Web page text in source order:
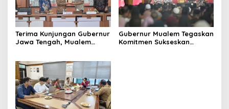
Terima Kunjungan Gubernur
Jawa Tengah, Mualem
Gubernur Mualem Tegaskan
Komitmen Sukseskan